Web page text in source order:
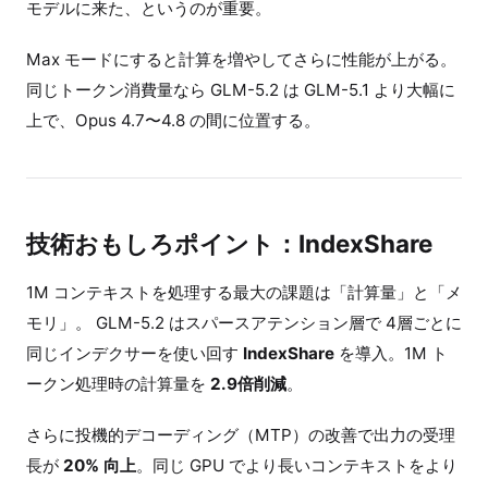
モデルに来た、というのが重要。
Max モードにすると計算を増やしてさらに性能が上がる。
同じトークン消費量なら GLM-5.2 は GLM-5.1 より大幅に
上で、Opus 4.7〜4.8 の間に位置する。
技術おもしろポイント：IndexShare
1M コンテキストを処理する最大の課題は「計算量」と「メ
モリ」。 GLM-5.2 はスパースアテンション層で 4層ごとに
同じインデクサーを使い回す IndexShare を導入。1M ト
ークン処理時の計算量を 2.9倍削減。
さらに投機的デコーディング（MTP）の改善で出力の受理
長が 20% 向上。同じ GPU でより長いコンテキストをより